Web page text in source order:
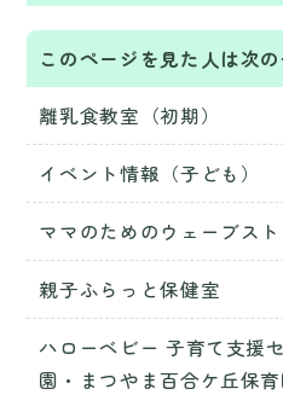
このページを見た人は次
離乳食教室（初期）
イベント情報（子ども）
ママのためのウェーブス
親子ふらっと保健室
ハローベビー 子育て支援
園・まつやま百合ケ丘保育